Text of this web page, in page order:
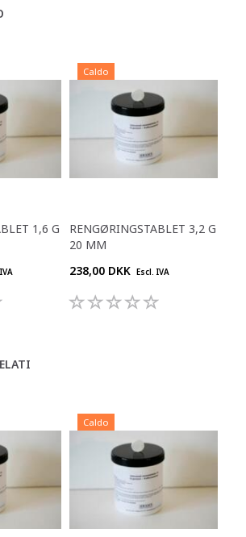
1,6 G
Caldo
RENGØRINGSTABLET 3,2 G
20 MM
238,00 DKK Escl. IVA
Caldo